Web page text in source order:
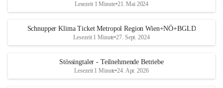
Lesezeit 1 Minute•21. Mai 2024
Schnupper Klima Ticket Metropol Region Wien+NÖ+BGLD
Lesezeit 1 Minute•27. Sept. 2024
Stössingtaler - Teilnehmende Betriebe
Lesezeit 1 Minute•24. Apr. 2026